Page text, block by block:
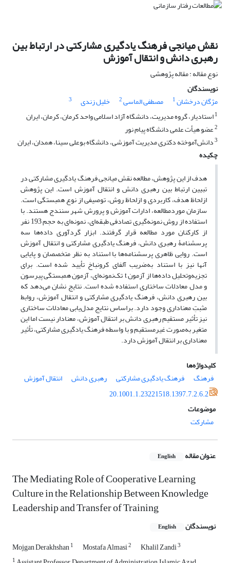
نقش میانجی فرهنگ یادگیری مشارکتی در ارتباط بین
رهبری دانش و انتقال آموزش
نوع مقاله : مقاله پژوهشی
نویسندگان
مژگان درخشان1 مصطفی الماسی2 خلیل زندی
3
1استادیار، گروه مدیریت، دانشگاه آزاد اسلامی واحد کرمان، کرمان، ایران
2عضو هیأت علمی دانشگاه پیام‌ نور
3دانش‌آموخته دکتری مدیریت آموزشی، دانشگاه بوعلی سینا، همدان، ایران
چکیده
هدف از این پژوهش، مطالعه نقش میانجی فرهنگ یادگیری مشارکتی در
تبیین ارتباط بین رهبری دانش و انتقال آموزش است. این پژوهش
ازلحاظ هدف، کاربردی و ازلحاظ روش، توصیفی از نوع همبستگی است.
سازمان موردمطالعه، ادارات آموزش و پرورش شهر سنندج هستند. با
استفاده از روش نمونه‌گیری تصادفی طبقه‌ای، نمونه‌ای به حجم 193 نفر
از کارکنان مورد مطالعه قرار گرفتند. ابزار گردآوری داده‌ها سه
پرسشنامۀ رهبری دانش، فرهنگ یادگیری مشارکتی و انتقال آموزش
است. روایی ظاهری پرسشنامه‌ها با استناد به نظر متخصصان و پایایی
آنها نیز با استناد به‌ضریب آلفای کرونباخ تأیید شده است. برای
تجزیه‌وتحلیل داده‌ها از آزمون t تک‌نمونه‌ای، آزمون همبستگی پیرسون
و مدل معادلات ساختاری استفاده شده است. نتایج نشان می‌دهد که
بین رهبری دانش، فرهنگ یادگیری مشارکتی و انتقال آموزش، روابط
مثبتِ معناداری وجود دارد. براساس نتایج مدل‌یابی معادلات ساختاری
نیز تأثیر مستقیم رهبری دانش بر انتقال آموزش، معنادار نیست اما این
متغیر به‌صورت غیرمستقیم و با واسطه فرهنگ یادگیری مشارکتی، تأثیر
معناداری بر انتقال آموزش دارد.
کلیدواژه‌ها
فرهنگ
فرهنگ یادگیری مشارکتی رهبری دانش
انتقال آموزش
20.1001.1.23221518.1397.7.2.6.2
موضوعات
مشارکت
عنوان مقاله English
The Mediating Role of Cooperative Learning
Culture in the Relationship Between Knowledge
Leadership and Transfer of Training
نویسندگان English
Mojgan Derakhshan1 Mostafa Almasi2 Khalil Zandi3
1